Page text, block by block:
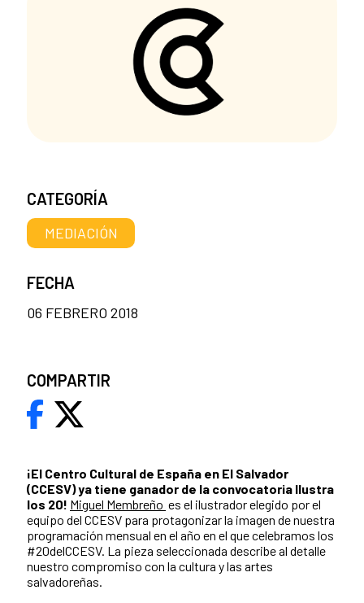
¡El Centro Cultural de España en El Salvador
(CCESV) ya tiene ganador de la convocatoria Ilustra
los 20! Miguel Membreño es el ilustrador elegido por el
equipo del CCESV para protagonizar la imagen de nuestra
programación mensual en el año en el que celebramos los
#20delCCESV. La pieza seleccionada describe al detalle
nuestro compromiso con la cultura y las artes
salvadoreñas.
CATEGORÍA
MEDIACIÓN
FECHA
06 FEBRERO 2018
COMPARTIR